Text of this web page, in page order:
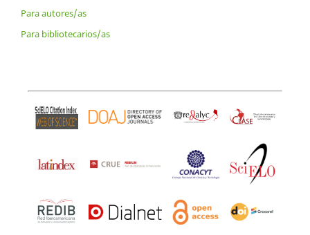
Para autores/as
Para bibliotecarios/as